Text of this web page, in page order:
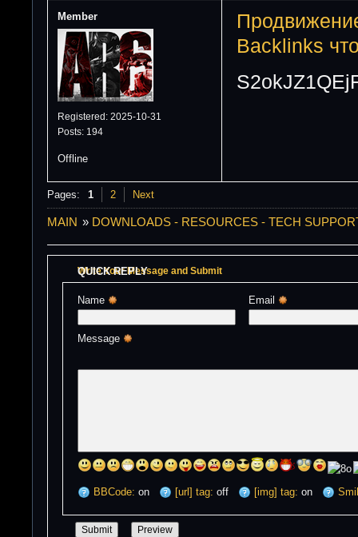
Member
Registered: 2025-10-31
Posts: 194
Backlinks
Offline
Pages: 1 2 Next
MAIN » DOWNLOADS - RESOURCES - TECH
QUICK REPLY
Write Your Message and Submit
Name Email
Message
BBCode: on [url] tag: off [img] tag: on